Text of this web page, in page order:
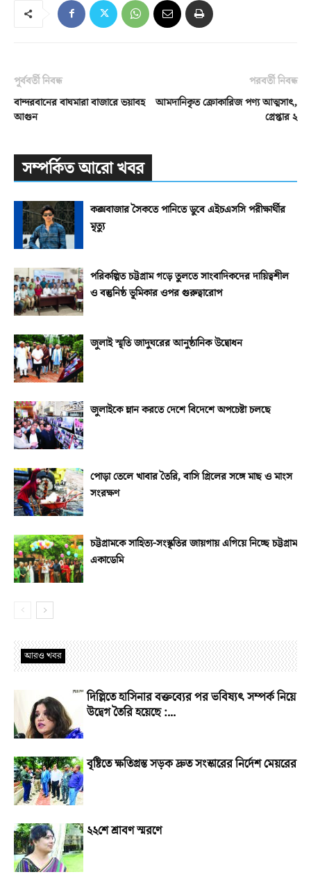
পূর্ববর্তী নিবন্ধ
বান্দরবানের বাঘমারা বাজারে ভয়াবহ
আগুন
পরবর্তী নিবন্ধ
আমদানিকৃত ক্রোকারিজ পণ্য আত্মসাৎ,
গ্রেপ্তার ২
সম্পর্কিত আরো খবর
কক্সবাজার সৈকতে পানিতে ডুবে এইচএসসি পরীক্ষার্থীর
মৃত্যু
পরিকল্পিত চট্টগ্রাম গড়ে তুলতে সাংবাদিকদের দায়িত্বশীল
ও বস্তুনিষ্ঠ ভূমিকার ওপর গুরুত্বারোপ
জুলাই স্মৃতি জাদুঘরের আনুষ্ঠানিক উদ্বোধন
জুলাইকে ম্লান করতে দেশে বিদেশে অপচেষ্টা চলছে
পোড়া তেলে খাবার তৈরি, বাসি গ্রিলের সঙ্গে মাছ ও মাংস
সংরক্ষণ
চট্টগ্রামকে সাহিত্য-সংস্কৃতির জায়গায় এগিয়ে নিচ্ছে চট্টগ্রাম
একাডেমি
আরও খবর
দিল্লিতে হাসিনার বক্তব্যের পর ভবিষ্যৎ সম্পর্ক নিয়ে
উদ্বেগ তৈরি হয়েছে :...
বৃষ্টিতে ক্ষতিগ্রস্ত সড়ক দ্রুত সংস্কারের নির্দেশ মেয়রের
২২শে শ্রাবণ স্মরণে